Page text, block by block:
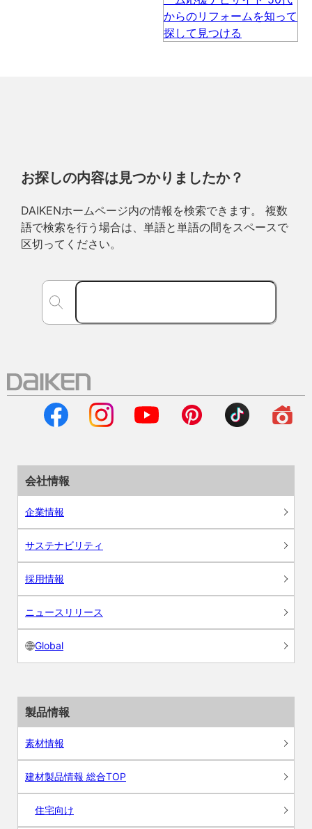
お探しの内容は見つかりましたか？
DAIKENホームページ内の情報を検索できます。 複数
語で検索を行う場合は、単語と単語の間をスペースで
区切ってください。
会社情報
企業情報
サステナビリティ
採用情報
ニュースリリース
Global
製品情報
素材情報
建材製品情報 総合TOP
住宅向け